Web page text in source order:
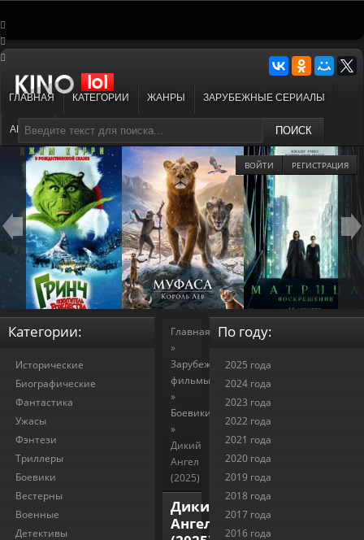
ПОИСК
ВОЙТИ РЕГИСТРАЦИЯ
ГЛАВНАЯ КАТЕГОРИИ ЖАНРЫ ЗАРУБЕЖНЫЕ СЕРИАЛЫ
АНИМЕ МУЛЬТФИЛЬМЫ
Главная
»
Зарубежные
фильмы
»
Боевики
»
Дикий
Ангел
(2025)
Дикий
Ангел
Категории:
Исторические
Биографические
Фантастика
Ужасы
Фэнтези
Триллеры
Боевики
Вестерны
Военные
Детективы
По году:
2025 года
2024 года
2023 года
2022 года
2021 года
2020 года
2019 года
2018 года
2017 года
2016 года